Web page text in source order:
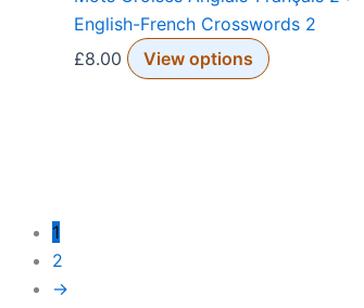
English-French Crosswords 2
£8.00 View options
1
2
→